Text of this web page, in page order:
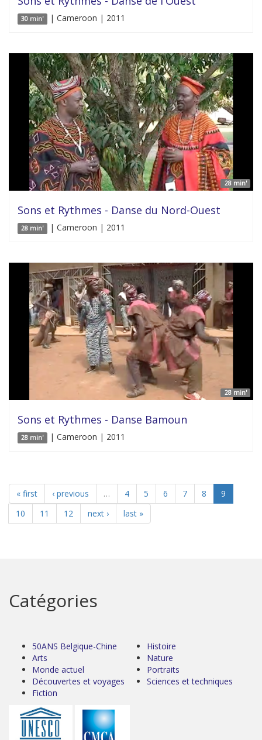
30 min' | Cameroon | 2011
28 min'
Sons et Rythmes - Danse du Nord-Ouest
28 min' | Cameroon | 2011
28 min'
Sons et Rythmes - Danse Bamoun
28 min' | Cameroon | 2011
« first ‹ previous … 4 5 6 7 8
9
10
11 12 next › last »
Catégories
50ANS Belgique-Chine
Arts
Monde actuel
Découvertes et voyages
Fiction
Histoire
Nature
Portraits
Sciences et techniques